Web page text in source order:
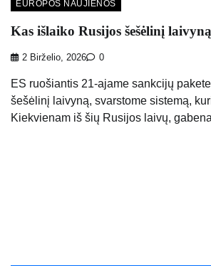
EUROPOS NAUJIENOS
Kas išlaiko Rusijos šešėlinį
2 Birželio, 2026 0
ES ruošiantis 21-ajame sankcijų
šešėlinį laivyną, svarstome sistemą,
Kiekvienam iš šių Rusijos laivų,